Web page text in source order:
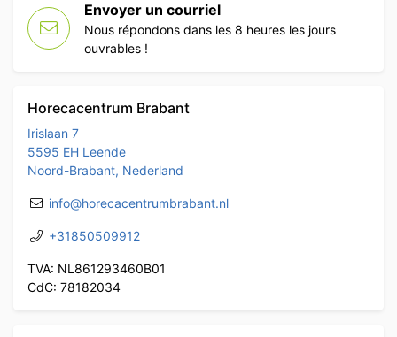
Envoyer un courriel
Nous répondons dans les 8 heures les jours
ouvrables !
Horecacentrum Brabant
Irislaan 7
5595 EH Leende
Noord-Brabant, Nederland
info@horecacentrumbrabant.nl
+31850509912
TVA: NL861293460B01
CdC: 78182034